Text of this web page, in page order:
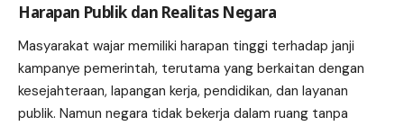
Harapan Publik dan Realitas Negara
Masyarakat wajar memiliki harapan tinggi terhadap janji
kampanye pemerintah, terutama yang berkaitan dengan
kesejahteraan, lapangan kerja, pendidikan, dan layanan
publik. Namun negara tidak bekerja dalam ruang tanpa